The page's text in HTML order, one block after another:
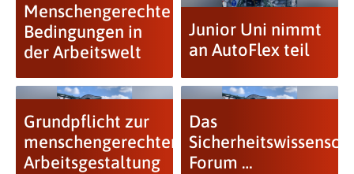
Menschengerechte
Bedingungen in
der Arbeitswelt
Junior Uni nimmt
an AutoFlex teil
Grundpflicht zur
menschengerechten
Arbeitsgestaltung
Das
Forum …